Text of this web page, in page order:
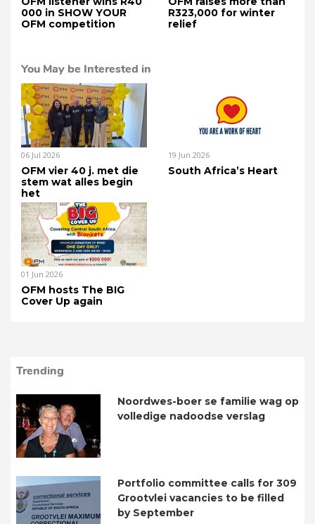
000 in SHOW YOUR
OFM competition
R323,000 for winter
relief
You May be Interested in
06 Jul 2026
OFM vier 40 j. met die
stem wat alles begin
het
19 Jun 2026
South Africa’s Heart
01 Jun 2026
OFM hosts The BIG
Cover Up again
Trending
Noordwes-boer se familie wag op
volledige nadoodse verslag
Portfolio committee calls for 309
Grootvlei vacancies to be filled
by September